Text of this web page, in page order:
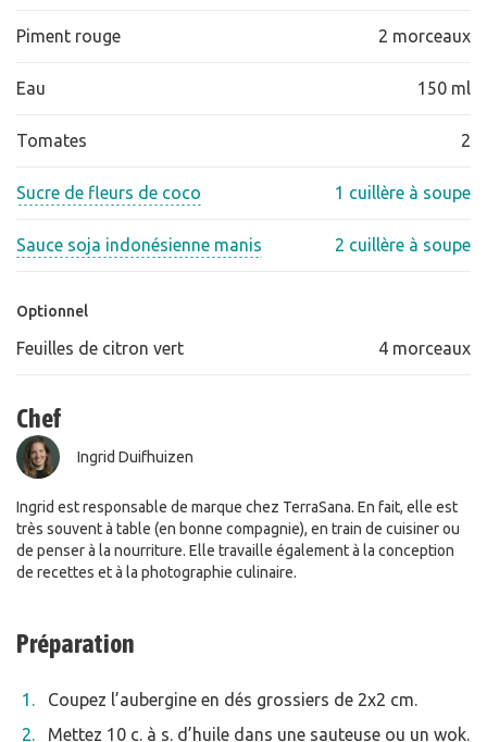
Piment rouge 2 morceaux
Eau 150 ml
Tomates 2
Sucre de fleurs de coco 1 cuillère à soupe
Sauce soja indonésienne manis 2 cuillère à soupe
Optionnel
Feuilles de citron vert 4 morceaux
Chef
Ingrid Duifhuizen
Ingrid est responsable de marque chez TerraSana. En fait, elle est
très souvent à table (en bonne compagnie), en train de cuisiner ou
de penser à la nourriture. Elle travaille également à la conception
de recettes et à la photographie culinaire.
Préparation
Coupez l’aubergine en dés grossiers de 2x2 cm.
Mettez 10 c. à s. d’huile dans une sauteuse ou un wok.